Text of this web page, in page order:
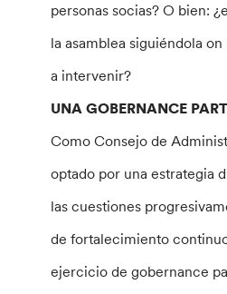
personas socias? O bien:
la asamblea siguiéndola
a intervenir?
UNA GOBERNANCE
Como Consejo de
optado por una estrategia
las cuestiones
de fortalecimiento
ejercicio de gobernance